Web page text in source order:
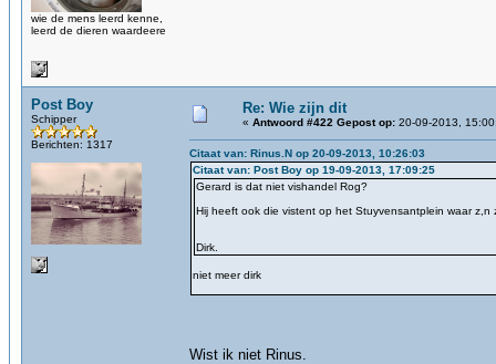
wie de mens leerd kenne,
leerd de dieren waardeere
Post Boy
Schipper
Berichten: 1317
Re: Wie zijn dit
« Antwoord #422 Gepost op: 20-09-2013,
Citaat van: Rinus.N op 20-09-2013, 10:26:03
Citaat van: Post Boy op 19-09-2013, 17:09:25
Gerard is dat niet vishandel Rog?
Hij heeft ook die vistent op het Stuyvensantplein waar z,n
Dirk.
niet meer dirk
Wist ik niet Rinus.